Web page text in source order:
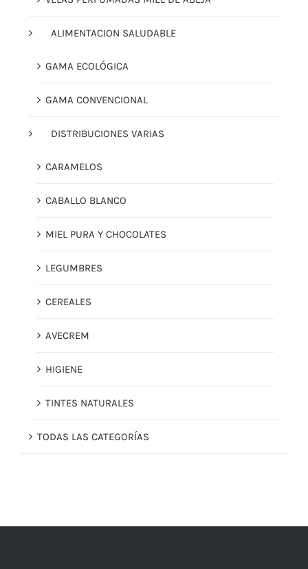
ALIMENTACION SALUDABLE
GAMA ECOLÓGICA
GAMA CONVENCIONAL
DISTRIBUCIONES VARIAS
CARAMELOS
CABALLO BLANCO
MIEL PURA Y CHOCOLATES
LEGUMBRES
CEREALES
AVECREM
HIGIENE
TINTES NATURALES
TODAS LAS CATEGORÍAS